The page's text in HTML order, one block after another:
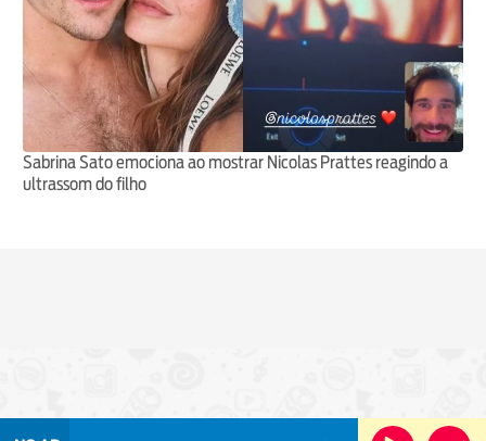
Sabrina Sato emociona ao mostrar Nicolas Prattes reagindo a
ultrassom do filho